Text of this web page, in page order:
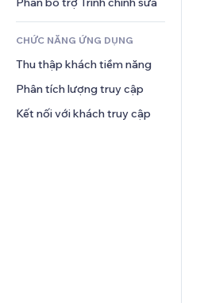
Đồ ăn và thức uống
Tìm kiếm
Thời tiết
Bảng biểu
Đánh giá và chứng thực
Quản lý quan hệ khách hàng
CHỨC NĂNG ỨNG DỤNG
Thu thập khách tiềm năng
Phân tích lượng truy cập
Kết nối với khách truy cập